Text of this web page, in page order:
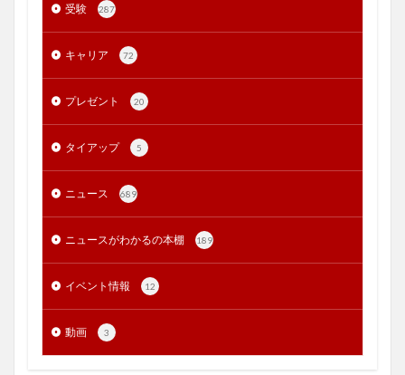
受験 287
キャリア 72
プレゼント 20
タイアップ 5
ニュース 689
ニュースがわかるの本棚 189
イベント情報 12
動画 3